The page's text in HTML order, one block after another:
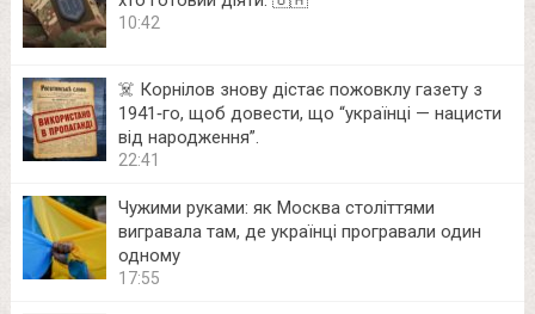
10:42
☠️ Корнілов знову дістає пожовклу газету з
1941‑го, щоб довести, що “українці — нацисти
від народження”.
22:41
Чужими руками: як Москва століттями
вигравала там, де українці програвали один
одному
17:55